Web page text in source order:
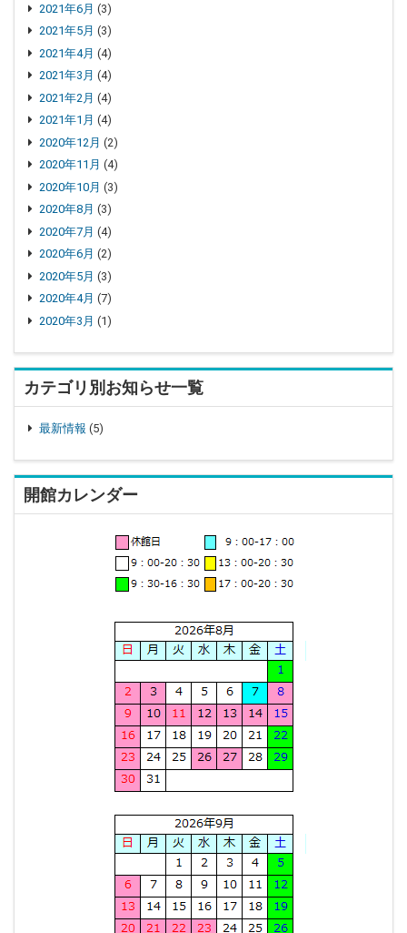
2021年6月 (3)
2021年5月 (3)
2021年4月 (4)
2021年3月 (4)
2021年2月 (4)
2021年1月 (4)
2020年12月 (2)
2020年11月 (4)
2020年10月 (3)
2020年8月 (3)
2020年7月 (4)
2020年6月 (2)
2020年5月 (3)
2020年4月 (7)
2020年3月 (1)
カテゴリ別お知らせ一覧
最新情報 (5)
開館カレンダー